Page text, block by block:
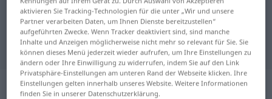
"oberhalb"
"oberhalb" Kroatisch Übersetzung
„oberhalb“: Präposition
aktivieren Sie Tracking-Technologien für die unter „Wir und unsere
Partner verarbeiten Daten, um Ihnen Dienste bereitzustellen“
aufgeführten Zwecke. Wenn Tracker deaktiviert sind, sind manche
Inhalte und Anzeigen möglicherweise nicht mehr so relevant für Sie. Sie
können dieses Menü jederzeit wieder aufrufen, um Ihre Einstellungen zu
ändern oder Ihre Einwilligung zu widerrufen, indem Sie auf den Link
Privatsphäre-Einstellungen am unteren Rand der Webseite klicken. Ihre
Einstellungen gelten innerhalb unseres Website. Weitere Informationen
finden Sie in unserer Datenschutzerklärung.